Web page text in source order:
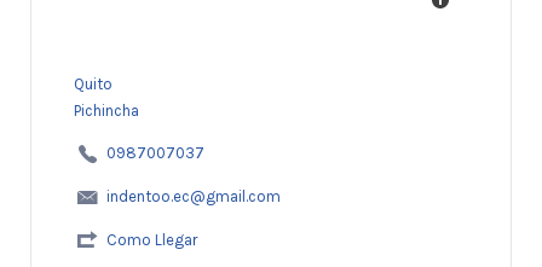
Quito
Pichincha
0987007037
indentoo.ec@gmail.com
Como Llegar